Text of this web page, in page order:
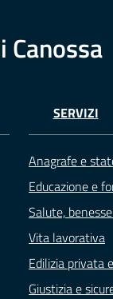
Canossa
SERVIZI
Anagrafe e
Educazione e
Salute,
Vita lavorativa
Edilizia privata
Giustizia e